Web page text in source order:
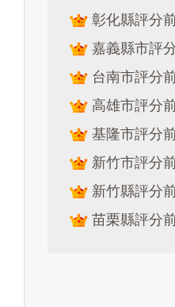
彰化縣評分
嘉義縣市評
台南市評分
高雄市評分
基隆市評分
新竹市評分
新竹縣評分
苗栗縣評分